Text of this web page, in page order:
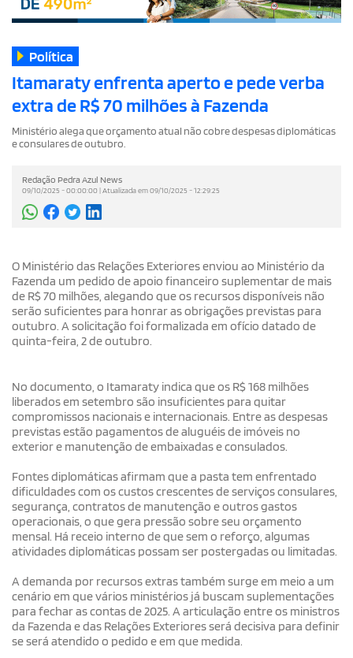
Política
Itamaraty enfrenta aperto e pede verba
extra de R$ 70 milhões à Fazenda
Ministério alega que orçamento atual não cobre despesas diplomáticas
e consulares de outubro.
Redação Pedra Azul News
09/10/2025 - 00:00:00 | Atualizada em 09/10/2025 - 12:29:25
O Ministério das Relações Exteriores enviou ao Ministério da
Fazenda um pedido de apoio financeiro suplementar de mais
de R$ 70 milhões, alegando que os recursos disponíveis não
serão suficientes para honrar as obrigações previstas para
outubro. A solicitação foi formalizada em ofício datado de
quinta-feira, 2 de outubro.
No documento, o Itamaraty indica que os R$ 168 milhões
liberados em setembro são insuficientes para quitar
compromissos nacionais e internacionais. Entre as despesas
previstas estão pagamentos de aluguéis de imóveis no
exterior e manutenção de embaixadas e consulados.
Fontes diplomáticas afirmam que a pasta tem enfrentado
dificuldades com os custos crescentes de serviços consulares,
segurança, contratos de manutenção e outros gastos
operacionais, o que gera pressão sobre seu orçamento
mensal. Há receio interno de que sem o reforço, algumas
atividades diplomáticas possam ser postergadas ou limitadas.
A demanda por recursos extras também surge em meio a um
cenário em que vários ministérios já buscam suplementações
para fechar as contas de 2025. A articulação entre os ministros
da Fazenda e das Relações Exteriores será decisiva para definir
se será atendido o pedido e em que medida.